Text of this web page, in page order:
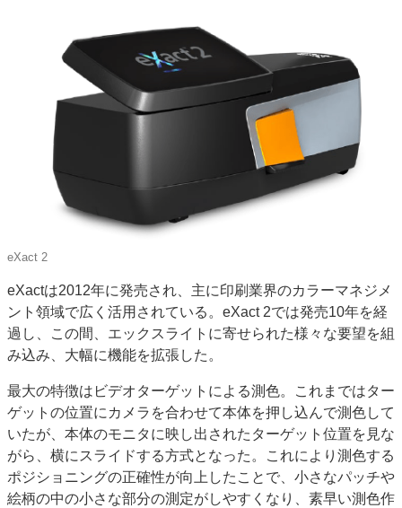
JAPAN PACK 2023 特集
中古印刷機・製本機特集
2022 見える化・MIS特集
2022 検査・校正特集
特集・デジタル印刷 ～ 新成長軌道を描く
発刊案内
印刷機材年鑑
会社案内
購読・購入申し込み
eXact 2
eXactは2012年に発売され、主に印刷業界のカラーマネジメ
ント領域で広く活用されている。eXact 2では発売10年を経
過し、この間、エックスライトに寄せられた様々な要望を組
み込み、大幅に機能を拡張した。
最大の特徴はビデオターゲットによる測色。これまではター
ゲットの位置にカメラを合わせて本体を押し込んで測色して
いたが、本体のモニタに映し出されたターゲット位置を見な
がら、横にスライドする方式となった。これにより測色する
ポジショニングの正確性が向上したことで、小さなパッチや
絵柄の中の小さな部分の測定がしやすくなり、素早い測色作